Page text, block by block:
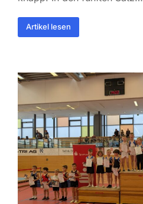
Artikel lesen